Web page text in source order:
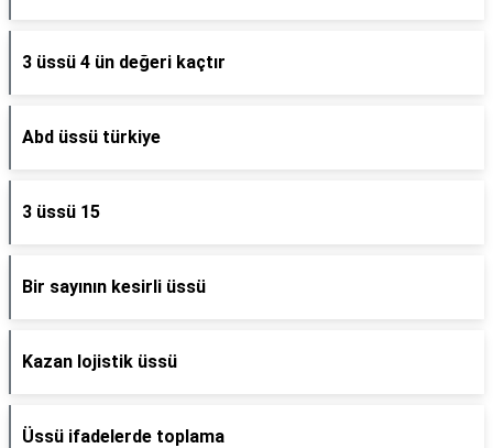
3 üssü 4 ün değeri kaçtır
Abd üssü türkiye
3 üssü 15
Bir sayının kesirli üssü
Kazan lojistik üssü
Üssü ifadelerde toplama